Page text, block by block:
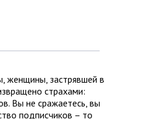
женщины, застрявшей в
страхами:
Вы не сражаетесь, вы
подписчиков – то